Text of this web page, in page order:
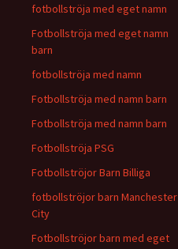
fotbollströja med eget namn
Fotbollströja med eget namn
barn
fotbollströja med namn
Fotbollströja med namn barn
Fotbollströja med namn barn
Fotbollströja PSG
Fotbollströjor Barn Billiga
fotbollströjor barn Manchester
City
Fotbollströjor barn med eget